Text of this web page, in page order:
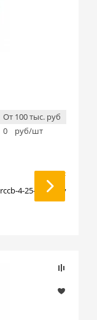
От 100 тыс. руб
0
руб/шт
EKF
rccb-4-25-500-g-av